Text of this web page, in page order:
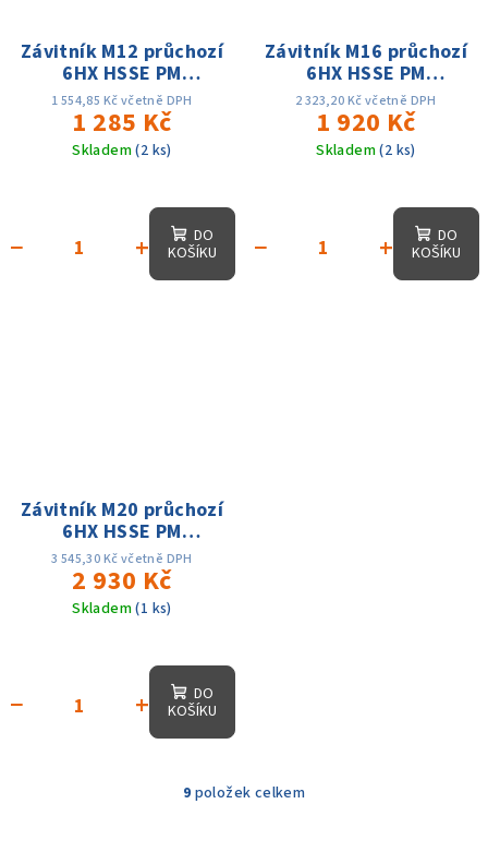
Závitník M12 průchozí
6HX HSSE PM
TiAIN+WC/C
P+M+K+N+S DIN376
1 554,85 Kč včetně DPH
1 285 Kč
Skladem(2 ks)
+
−
DO
KOŠÍKU
Závitník M16 průchozí
6HX HSSE PM
TiAIN+WC/C
P+M+K+N+S DIN376
2 323,20 Kč včetně DPH
1 920 Kč
Skladem(2 ks)
+
−
DO
KOŠÍKU
Závitník M20 průchozí
6HX HSSE PM
TiAIN+WC/C
P+M+K+N+S DIN376
3 545,30 Kč včetně DPH
2 930 Kč
Skladem(1 ks)
+
−
DO
KOŠÍKU
O
9 položek celkem